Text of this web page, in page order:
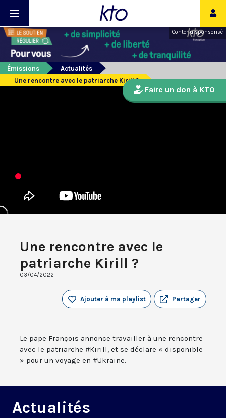
Contenu sponsorisé
Émissions
Actualités
Une rencontre avec le patriarche Kirill ?
Une rencontre avec le
patriarche Kirill ?
03/04/2022
Partager
Ajouter à ma playlist
Le pape François annonce travailler à une rencontre
avec le patriarche #Kirill, et se déclare « disponible
» pour un voyage en #Ukraine.
Actualités
Faire un don à KTO